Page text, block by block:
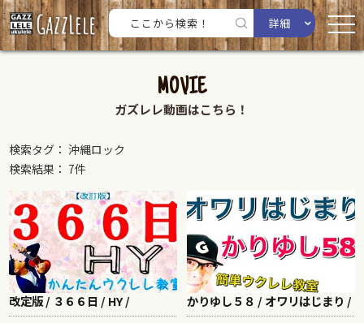
詳細
MOVIE
ガズレレ動画はこちら！
検索タグ： 沖縄ロック
検索結果： 7件
改定版 / ３６６日 / HY / かりゆし５８ / オワリはじまり /